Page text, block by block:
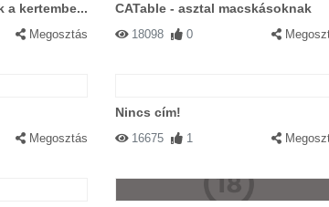
a kertembe...
Megosztás
CATable - asztal macskásoknak
18098 0
Megosztás
Nincs cím!
16675 1